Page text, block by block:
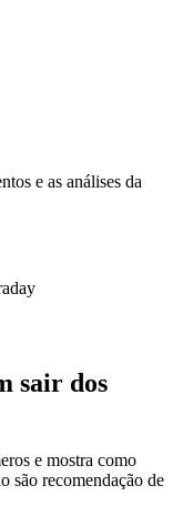
e as análises da
sair dos
e mostra como
são recomendação de